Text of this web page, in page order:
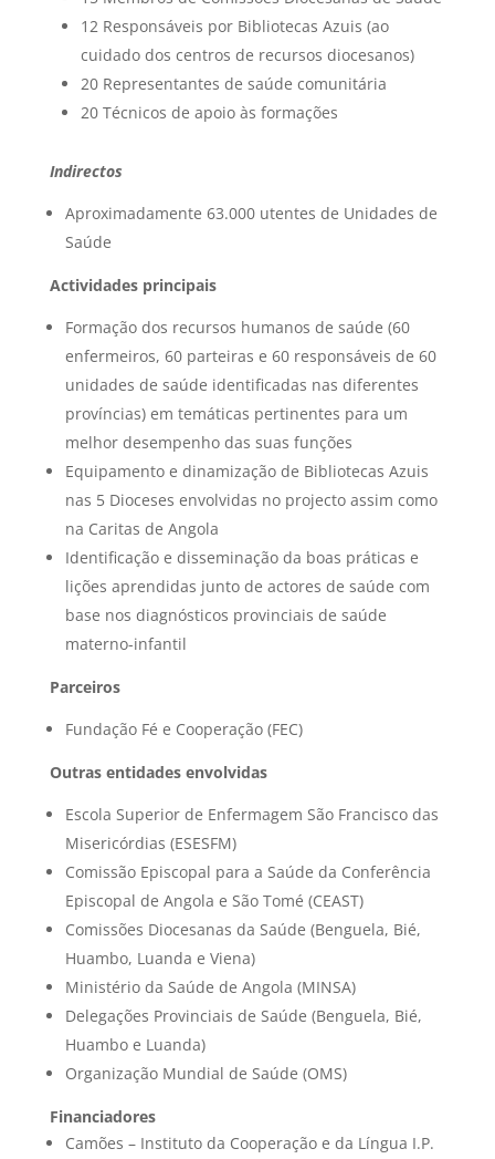
12 Responsáveis por Bibliotecas Azuis (ao
cuidado dos centros de recursos diocesanos)
20 Representantes de saúde comunitária
20 Técnicos de apoio às formações
Indirectos
Aproximadamente 63.000 utentes de Unidades de
Saúde
Actividades principais
Formação dos recursos humanos de saúde (60
enfermeiros, 60 parteiras e 60 responsáveis de 60
unidades de saúde identificadas nas diferentes
províncias) em temáticas pertinentes para um
melhor desempenho das suas funções
Equipamento e dinamização de Bibliotecas Azuis
nas 5 Dioceses envolvidas no projecto assim como
na Caritas de Angola
Identificação e disseminação da boas práticas e
lições aprendidas junto de actores de saúde com
base nos diagnósticos provinciais de saúde
materno-infantil
Parceiros
Fundação Fé e Cooperação (FEC)
Outras entidades envolvidas
Escola Superior de Enfermagem São Francisco das
Misericórdias (ESESFM)
Comissão Episcopal para a Saúde da Conferência
Episcopal de Angola e São Tomé (CEAST)
Comissões Diocesanas da Saúde (Benguela, Bié,
Huambo, Luanda e Viena)
Ministério da Saúde de Angola (MINSA)
Delegações Provinciais de Saúde (Benguela, Bié,
Huambo e Luanda)
Organização Mundial de Saúde (OMS)
Financiadores
Camões – Instituto da Cooperação e da Língua I.P.